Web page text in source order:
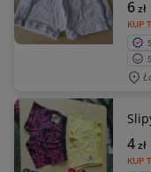
KUP
6zł
KUP
4zł